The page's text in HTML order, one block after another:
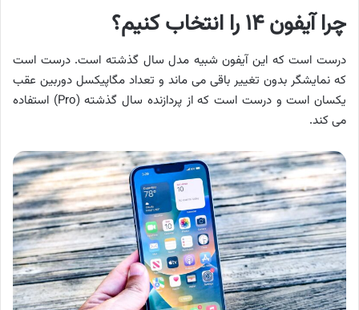
چرا آیفون ۱۴ را انتخاب کنیم؟
درست است که این آیفون شبیه مدل سال گذشته است. درست است
که نمایشگر بدون تغییر باقی می ماند و تعداد مگاپیکسل دوربین عقب
یکسان است و درست است که از پردازنده سال گذشته (Pro) استفاده
می کند.